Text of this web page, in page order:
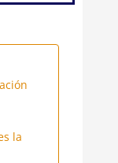
la